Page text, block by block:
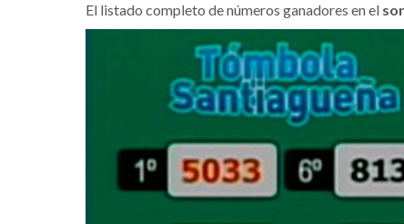
El listado completo de números ganadores en el